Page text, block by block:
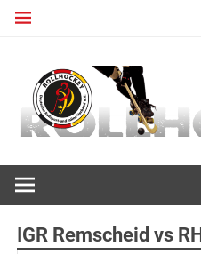
Zum
IGR Remscheid vs